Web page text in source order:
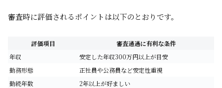
審査時に評価されるポイントは以下のとおりです。
評価項目
審査通過に有利な条件
年収
安定した年収300万円以上が目安
勤務形態
正社員や公務員など安定性重視
勤続年数
2年以上が好ましい